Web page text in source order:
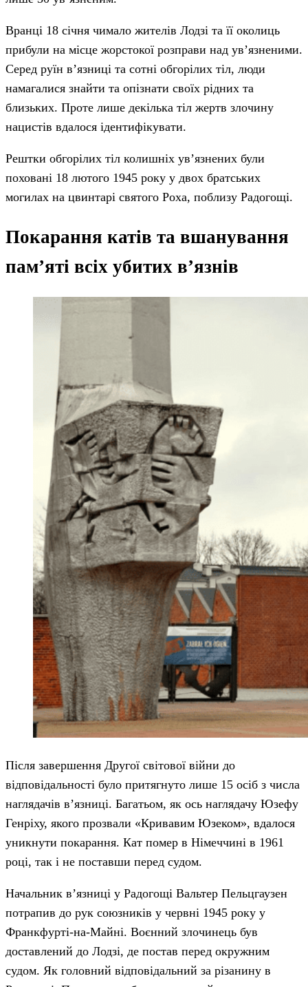
Вранці 18 січня чимало жителів Лодзі та її околиць
прибули на місце жорстокої розправи над ув’язненими.
Серед руїн в’язниці та сотні обгорілих тіл, люди
намагалися знайти та опізнати своїх рідних та
близьких. Проте лише декілька тіл жертв злочину
нацистів вдалося ідентифікувати.
Рештки обгорілих тіл колишніх ув’язнених були
поховані 18 лютого 1945 року у двох братських
могилах на цвинтарі святого Роха, поблизу Радогощі.
Покарання катів та вшанування
пам’яті всіх убитих в’язнів
Після завершення Другої світової війни до
відповідальності було притягнуто лише 15 осіб з числа
наглядачів в’язниці. Багатьом, як ось наглядачу Юзефу
Генріху, якого прозвали «Кривавим Юзеком», вдалося
уникнути покарання. Кат помер в Німеччині в 1961
році, так і не поставши перед судом.
Начальник в’язниці у Радогощі Вальтер Пельцгаузен
потрапив до рук союзників у червні 1945 року у
Франкфурті-на-Майні. Воєнний злочинець був
доставлений до Лодзі, де постав перед окружним
судом. Як головний відповідальний за різанину в